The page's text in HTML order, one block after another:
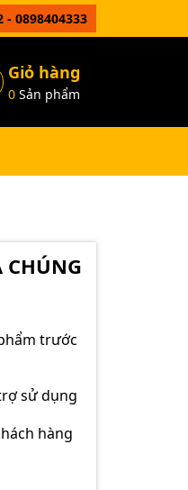
- 0898404333
Giỏ hàng
0Sản phẩm
trước
sử dụng
hàng